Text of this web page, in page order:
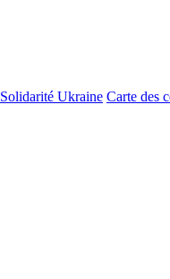
Solidarité Ukraine Carte des